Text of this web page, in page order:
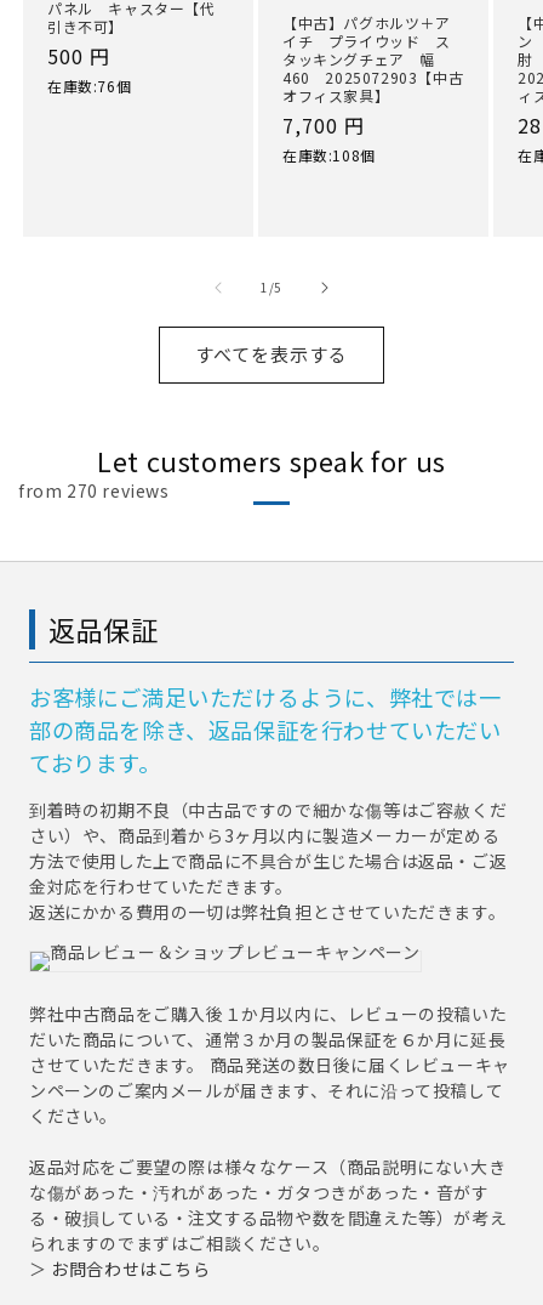
パネル キャスター【代
引き不可】
通
常
500 円
在庫数:76個
【中古】パグホルツ＋ア
イチ プライウッド ス
タッキングチェア 幅
460 2025072903【中古
オフィス家具】
通
常
7,700 円
在庫数:108個
ン
肘
ィ
通
常
在
1 /の
5
すべてを表示する
Let customers speak for us
from 270 reviews
返品保証
お客様にご満足いただけるように、弊社では一
部の商品を除き、返品保証を行わせていただい
ております。
到着時の初期不良（中古品ですので細かな傷等はご容赦くだ
さい）や、商品到着から3ヶ月以内に製造メーカーが定める
方法で使用した上で商品に不具合が生じた場合は返品・ご返
金対応を行わせていただきます。
返送にかかる費用の一切は弊社負担とさせていただきます。
弊社中古商品をご購入後１か月以内に、レビューの投稿いた
だいた商品について、通常３か月の製品保証を６か月に延長
させていただきます。 商品発送の数日後に届くレビューキャ
ンペーンのご案内メールが届きます、それに沿って投稿して
ください。
返品対応をご要望の際は様々なケース（商品説明にない大き
な傷があった・汚れがあった・ガタつきがあった・音がす
る・破損している・注文する品物や数を間違えた等）が考え
られますのでまずはご相談ください。
＞ お問合わせはこちら